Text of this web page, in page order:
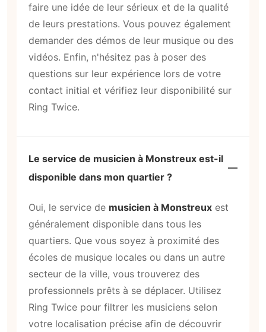
faire une idée de leur sérieux et de la qualité
de leurs prestations. Vous pouvez également
demander des démos de leur musique ou des
vidéos. Enfin, n'hésitez pas à poser des
questions sur leur expérience lors de votre
contact initial et vérifiez leur disponibilité sur
Ring Twice.
Le service de musicien à Monstreux est-il
disponible dans mon quartier ?
Oui, le service de musicien à Monstreux est
généralement disponible dans tous les
quartiers. Que vous soyez à proximité des
écoles de musique locales ou dans un autre
secteur de la ville, vous trouverez des
professionnels prêts à se déplacer. Utilisez
Ring Twice pour filtrer les musiciens selon
votre localisation précise afin de découvrir